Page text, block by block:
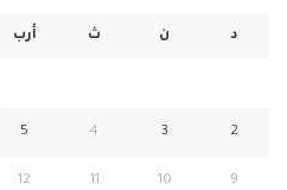
د ن ث أرب
2
3
4
5
9
10
11
12